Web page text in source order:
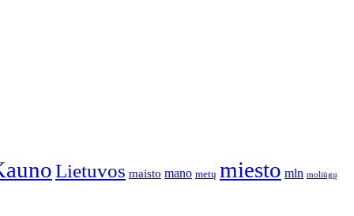
Lietuvos maisto mano metų miesto mln moliūgų